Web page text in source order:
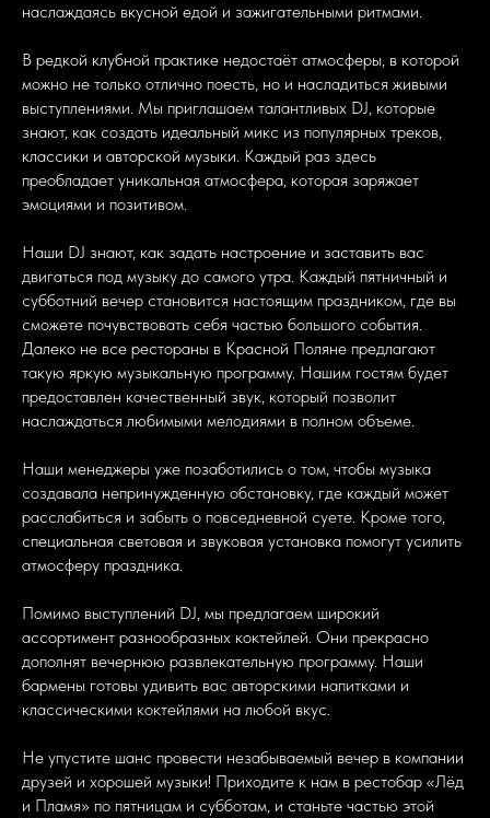
наслаждаясь вкусной едой и зажигательными ритмами.
В редкой клубной практике недостаёт атмосферы, в которой
можно не только отлично поесть, но и насладиться живыми
выступлениями. Мы приглашаем талантливых DJ, которые
знают, как создать идеальный микс из популярных треков,
классики и авторской музыки. Каждый раз здесь
преобладает уникальная атмосфера, которая заряжает
эмоциями и позитивом.
Наши DJ знают, как задать настроение и заставить вас
двигаться под музыку до самого утра. Каждый пятничный и
субботний вечер становится настоящим праздником, где вы
сможете почувствовать себя частью большого события.
Далеко не все рестораны в Красной Поляне предлагают
такую яркую музыкальную программу. Нашим гостям будет
предоставлен качественный звук, который позволит
наслаждаться любимыми мелодиями в полном объеме.
Наши менеджеры уже позаботились о том, чтобы музыка
создавала непринужденную обстановку, где каждый может
расслабиться и забыть о повседневной суете. Кроме того,
специальная световая и звуковая установка помогут усилить
атмосферу праздника.
Помимо выступлений DJ, мы предлагаем широкий
ассортимент разнообразных коктейлей. Они прекрасно
дополнят вечернюю развлекательную программу. Наши
бармены готовы удивить вас авторскими напитками и
классическими коктейлями на любой вкус.
Не упустите шанс провести незабываемый вечер в компании
друзей и хорошей музыки! Приходите к нам в рестобар «Лёд
и Пламя» по пятницам и субботам, и станьте частью этой